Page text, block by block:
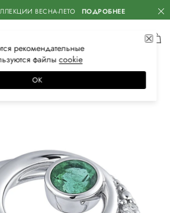
ВЕСНА-ЛЕТО ПОДРОБНЕЕ
Ювелирные украшения
рекомендательные
файлысооkiе
ОК